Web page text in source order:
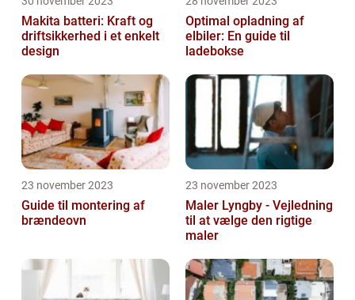
Makita batteri: Kraft og
driftsikkerhed i et enkelt
design
Optimal opladning af
elbiler: En guide til
ladebokse
23 november 2023
Guide til montering af
brændeovn
23 november 2023
Maler Lyngby - Vejledning
til at vælge den rigtige
maler